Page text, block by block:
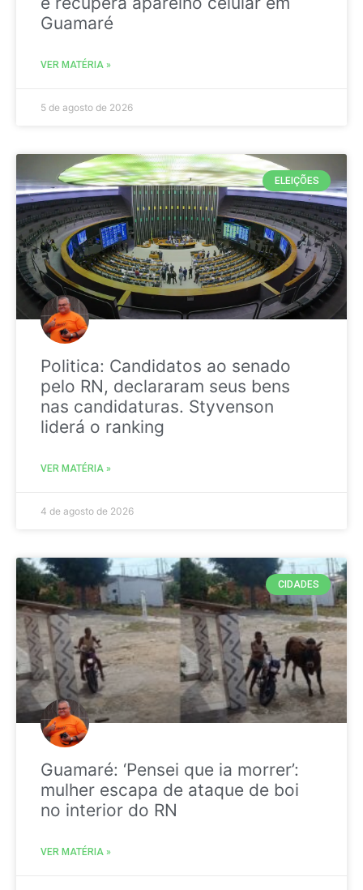
Guamaré
VER MATÉRIA »
5 de agosto de 2026
ELEIÇÕES
Politica: Candidatos ao senado
pelo RN, declararam seus bens
nas candidaturas. Styvenson
liderá o ranking
VER MATÉRIA »
4 de agosto de 2026
CIDADES
Guamaré: ‘Pensei que ia morrer’:
mulher escapa de ataque de boi
no interior do RN
VER MATÉRIA »